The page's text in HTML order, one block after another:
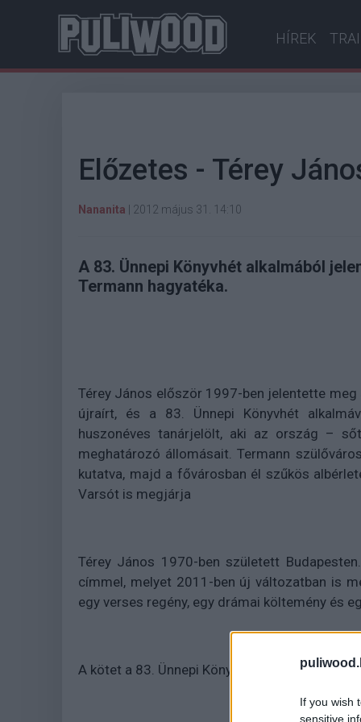
If you wish
sensitive
HÍREK
Előzetes - Térey
Nananita 2012 május 31. 14:10
A 83. Ünnepi Könyvhét alkalmából
Termann hagyatéka.
Térey János először 1997-ben jelentette
újraírt, és a 83. Ünnepi Könyvhét
huszonéves tanárjelölt, aki az ország –
meghatározó állomásait. Termann
kutatva, majd a fővárosban él szűkös
Varsót is megjárja
Térey János 1970-ben született
címmel, melyet 2011-ben új változatban is
egy verses regény, egy drámai költemény és
A kötet a 83. Ünnepi Könyvhétre jelenik meg a